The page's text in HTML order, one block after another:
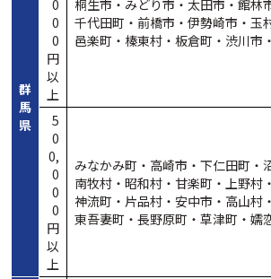
群
馬
県
0
0
0
円
以
上
桐生市・ みどり市・ 太田市・ 館林
千代田町・ 前橋市・ 伊勢崎市・ 玉
邑楽町・ 榛東村・ 板倉町・ 渋川市・
5
0
0,
0
0
0
円
以
上
みなかみ町・ 高崎市・ 下仁田町・
南牧村・ 昭和村・ 甘楽町・ 上野村・
神流町・ 片品村・ 安中市・ 高山村・
東吾妻町・ 長野原町・ 草津町・ 嬬